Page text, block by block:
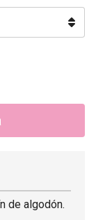
de algodón.